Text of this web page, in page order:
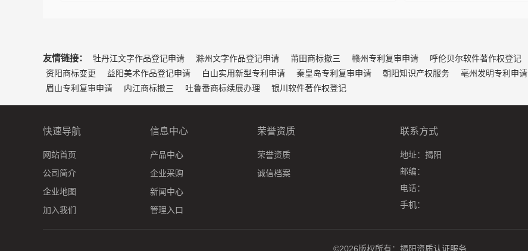
友情链接： 牡丹江文字作品登记申请 滁州文字作品登记申请 莆田商标撤三 赣州专利复审申请 呼伦贝尔软件著作权登记
资阳商标变更
益阳美术作品登记申请 白山实用新型专利申请 秦皇岛专利复审申请 朝阳知识产权服务 亳州发明专利申请
眉山专利复审申请
内江商标撤三 吐鲁番商标续展办理 银川软件著作权登记
快速导航
网站首页
公司简介
企业地图
加入我们
信息中心
产品中心
企业采购
新闻中心
管理入口
荣誉资质
荣誉资质
诚信档案
联系方式
地址： 揭阳
邮编：
电话：
手机：
©2026版权所有： 揭阳资质认证服务